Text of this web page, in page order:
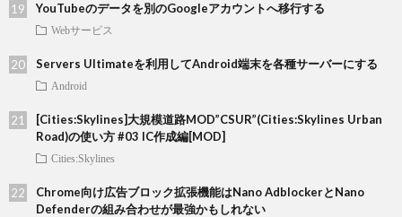
YouTubeのデータを別のGoogleアカウントへ移行する
Webサービス
Servers Ultimateを利用してAndroid端末を各種サーバーにする
Android
[Cities:Skylines]大規模道路MOD”CSUR”(Cities:Skylines Urban
Road)の使い方 #03 IC作成編[MOD]
Cities:Skylines
Chrome向け広告ブロック拡張機能はNano AdblockerとNano
Defenderの組み合わせが最強かもしれない